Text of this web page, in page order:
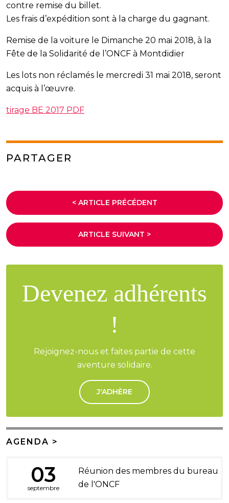
contre remise du billet.
Les frais d’expédition sont à la charge du gagnant.
Remise de la voiture le Dimanche 20 mai 2018, à la
Fête de la Solidarité de l’ONCF à Montdidier
Les lots non réclamés le mercredi 31 mai 2018, seront
acquis à l’œuvre.
tirage BE 2017 PDF
PARTAGER
< ARTICLE PRÉCÉDENT
ARTICLE SUIVANT >
Devenez adhérents
!
Rejoignez-nous et faites partie de cette
aventure solidaire.
J'ADHÈRE
AGENDA >
03
septembre
Réunion des membres du bureau
de l'ONCF